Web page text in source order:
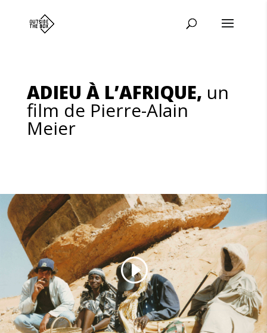
ADIEU À L’AFRIQUE, un
film de Pierre-Alain
Meier